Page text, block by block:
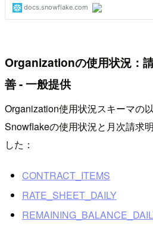
Organizationの使用状況：
善 - 一般提供
Organization使用状況スキーマの
Snowflakeの使用状況と月次請求
した：
CONTRACT_ITEMS
RATE_SHEET_DAILY